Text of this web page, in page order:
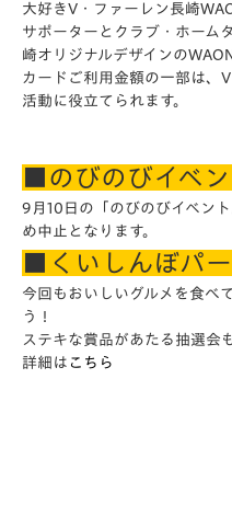
大好きV・ ファーレン長崎
サポーターとクラブ・ホーム
崎オリジナルデザインの
カードご利用金額の一部は、V
活動に役立てられます。
■のびのびイベ
9月10日の「のびのびイベン
め中止となります。
■くいしんぼパ
今回もおいしいグルメを食べ
う！
ステキな賞品があたる抽選会
詳細は こちら